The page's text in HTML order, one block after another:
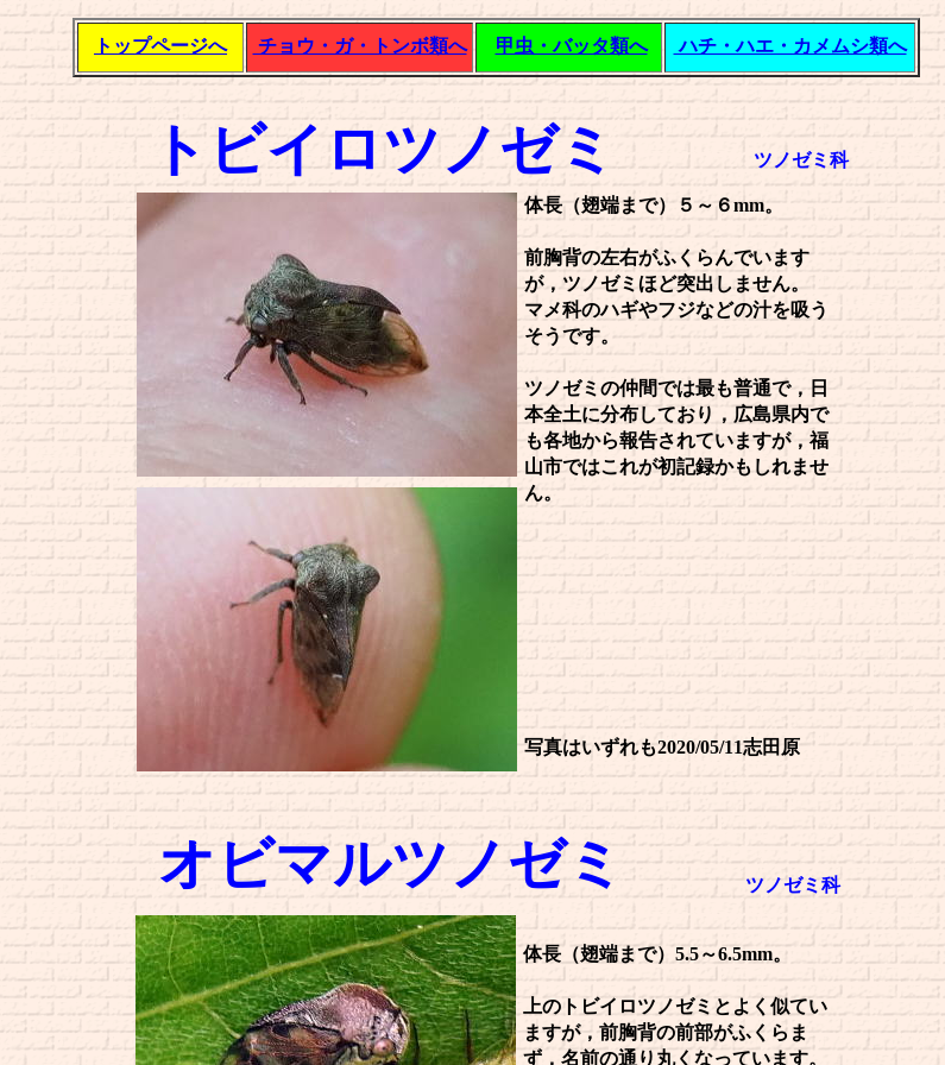
トップページへ チョウ・ガ・トンボ類へ 甲虫・バッタ類へ ハチ・ハエ・カメムシ類へ
トビイロツノゼミ ツノゼミ科
体長（翅端まで）５～６mm。
前胸背の左右がふくらんでいます
が，ツノゼミほど突出しません。
マメ科のハギやフジなどの汁を吸う
そうです。
ツノゼミの仲間では最も普通で，日
本全土に分布しており，広島県内で
も各地から報告されていますが，福
山市ではこれが初記録かもしれませ
ん。
写真はいずれも2020/05/11志田原
体長（翅端まで）5.5～6.5mm。
上のトビイロツノゼミとよく似てい
ますが，前胸背の前部がふくらま
ず，名前の通り丸くなっています。
オビマルツノゼミ ツノゼミ科